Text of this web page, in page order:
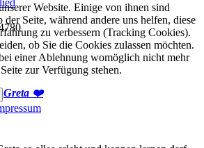
Greta ❤️
Website. Einige von ihnen sind
Seite, während andere uns helfen, diese
zu verbessern (Tracking Cookies).
ob Sie die Cookies zulassen möchten.
einer Ablehnung womöglich nicht mehr
zur Verfügung stehen.